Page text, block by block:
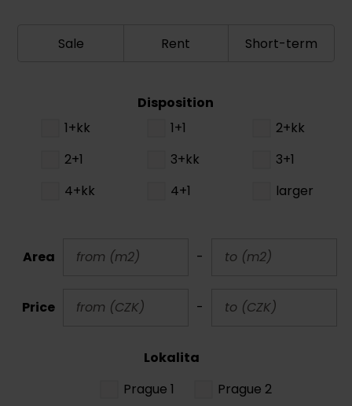
sale Rent short-term
Disposition
1+kk
1+1
2+kk
2+1
3+kk
3+1
4+kk
4+1 larger
Area -
Price -
Lokalita
Prague 1
Prague 2